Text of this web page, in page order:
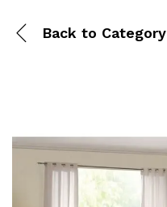
Back to Category